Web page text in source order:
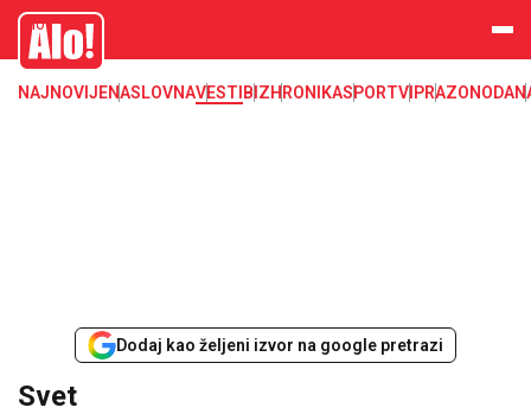
Svet, Ruske vesti, Planeta, Region
Alo
NAJNOVIJENASLOVNAVESTI BIZHRONIKASPORTVIPRAZONODA
Dodaj kao željeni izvor na google pretrazi
Svet